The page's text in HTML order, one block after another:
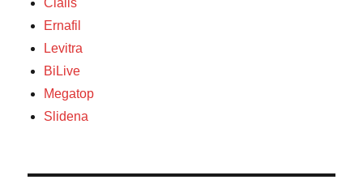
Cialis
Ernafil
Levitra
BiLive
Megatop
Slidena